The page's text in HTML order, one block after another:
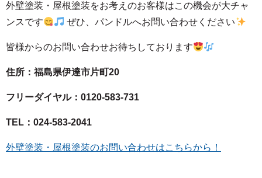
外壁塗装・屋根塗装をお考えのお客様はこの機会が大チャ
ンスです
ぜひ、パンドルへお問い合わせください
皆様からのお問い合わせお待ちしております
住所：福島県伊達市片町20
フリーダイヤル：0120-583-731
TEL：024-583-2041
外壁塗装・屋根塗装のお問い合わせはこちらから！